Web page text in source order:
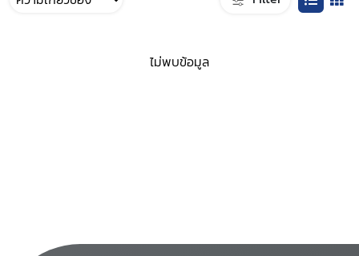
ไม่พบข้อมูล